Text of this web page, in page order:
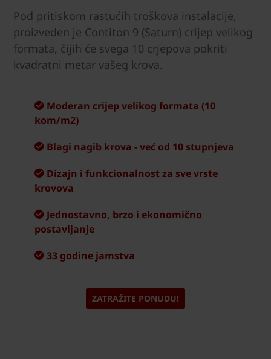
Pod pritiskom rastućih troškova instalacije,
proizveden je Contiton 9 (Saturn) crijep velikog
formata, čijih će svega 10 crjepova pokriti
kvadratni metar vašeg krova.
Moderan crijep velikog formata (10
kom/m2)
Blagi nagib krova - već od 10 stupnjeva
Dizajn i funkcionalnost za sve vrste
krovova
Jednostavno, brzo i ekonomično
postavljanje
33 godine jamstva
ZATRAŽITE PONUDU!